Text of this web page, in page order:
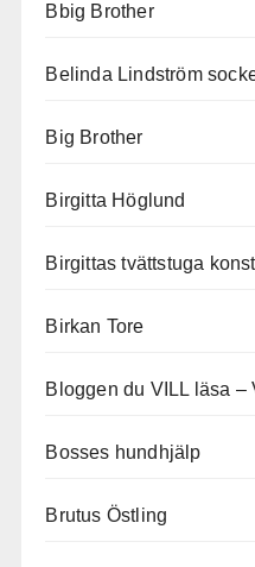
Bbig Brother
Belinda Lindström
Big Brother
Birgitta Höglund
Birgittas tvättstuga konst
Birkan Tore
Bloggen du VILL läsa –
Bosses hundhjälp
Brutus Östling